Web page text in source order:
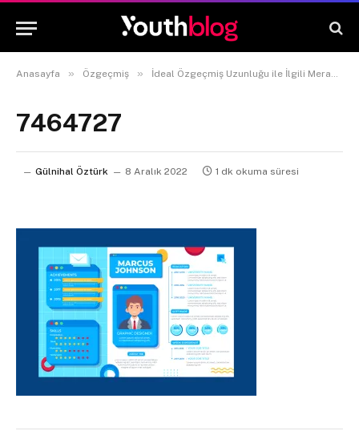
Anasayfa » Özgeçmiş » İdeal Özgeçmiş Uzunluğu ile İlgili Merak Edilen Her Şey
7464727
Gülnihal Öztürk 8 Aralık 2022 1 dk okuma süresi